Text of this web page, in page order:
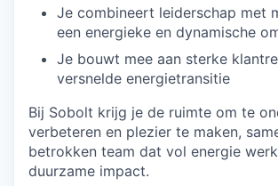
Je combineert leiderschap met
een energieke en dynamische
Je bouwt mee aan sterke
versnelde energietransitie
Bij Sobolt krijg je de ruimte om te
verbeteren en plezier te maken,
betrokken team dat vol energie
duurzame impact.